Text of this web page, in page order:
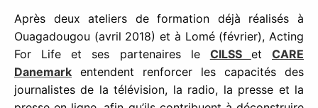
Après deux ateliers de formation déjà réalisés à
Ouagadougou (avril 2018) et à Lomé (février), Acting
For Life et ses partenaires le CILSS et CARE
Danemark entendent renforcer les capacités des
journalistes de la télévision, la radio, la presse et la